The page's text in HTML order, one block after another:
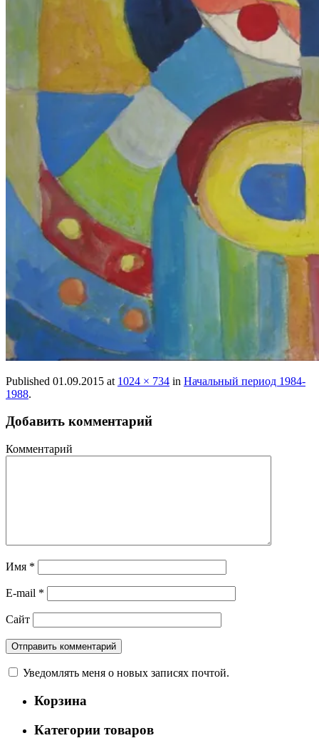
Published 01.09.2015 at 1024 × 734 in Начальный период 1984-
1988.
Добавить комментарий
Комментарий
Имя *
E-mail *
Сайт
Уведомлять меня о новых записях почтой.
Корзина
Категории товаров